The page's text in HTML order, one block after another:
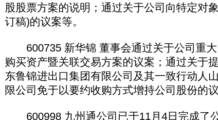
股股票方案的说明；通过关于公司向特定对
订稿)的议案等。
600735 新华锦 董事会通过关于公司重大
购买资产暨关联交易方案的议案；通过关于
东鲁锦进出口集团有限公司及其一致行动人
限公司免于以要约收购方式增持公司股份的
600998 九州通公司已于11月4日完成了